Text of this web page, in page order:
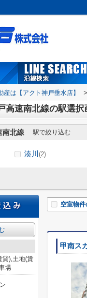
は【アクト神戸垂水店】 >
高速南北線の駅選択
南北線 駅で絞り込む
湊川 (2)
空室物
甲南ス
貸),土地(賃
場